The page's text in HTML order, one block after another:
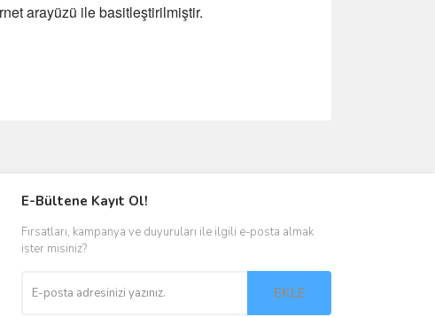
arayüzü ile basitleştirilmiştir.
E-Bültene Kayıt Ol!
Fırsatları, kampanya ve duyuruları ile ilgili e-posta almak
ister misiniz?
EKLE